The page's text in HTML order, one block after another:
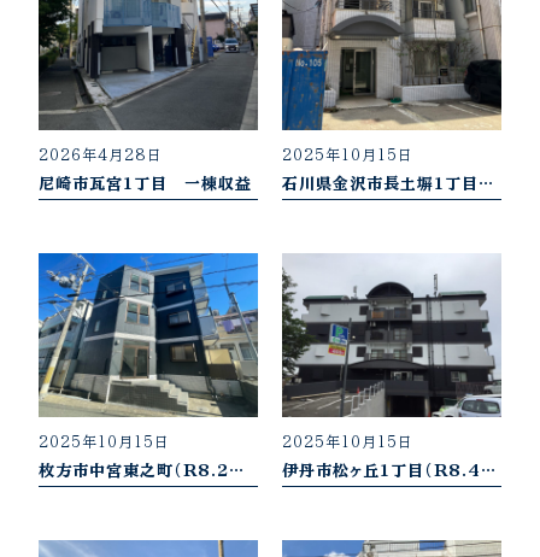
2026年4月28日
尼崎市瓦宮1丁目 一棟収益
2025年10月15日
石川県金沢市長土塀1丁目 一棟収益
2025年10月15日
枚方市中宮東之町（R8.2売却御礼） 一棟収益
2025年10月15日
伊丹市松ヶ丘1丁目（R8.4売却御礼）一棟収益物件